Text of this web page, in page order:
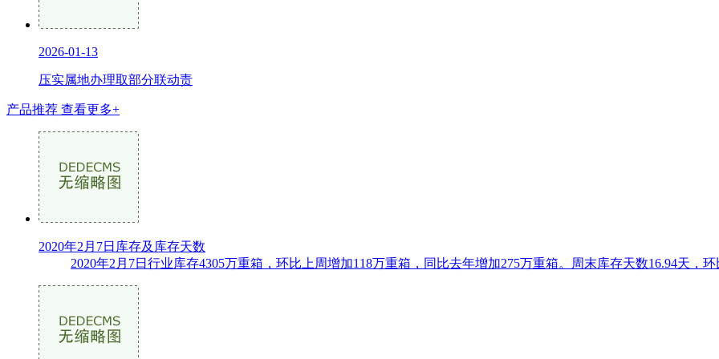
2026-01-13
压实属地办理取部分联动责
产品推荐 查看更多+
2020年2月7日库存及库存天数
2020年2月7日行业库存4305万重箱，环比上周增加118万重箱，同比去年增加275万重箱。周末库存天数16.94天，